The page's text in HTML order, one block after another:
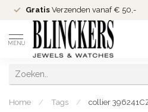
Gratis Verzenden vanaf € 50,-
MENU
Home / Tags / collier